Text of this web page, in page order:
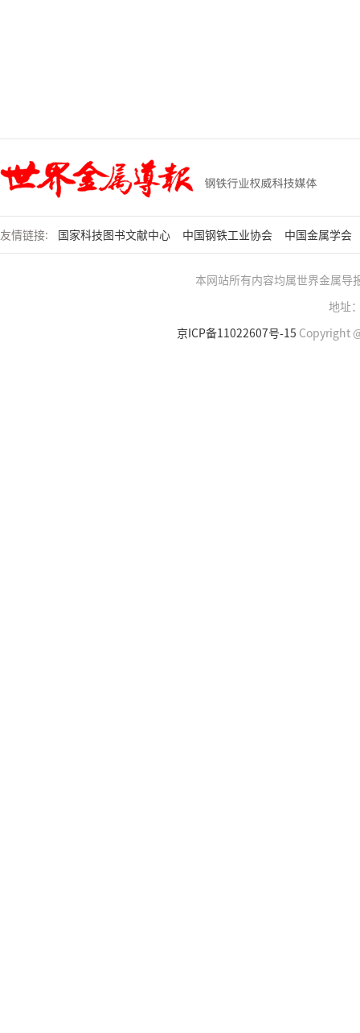
友情链接: 国家科技图书文献中心 中国钢铁工业协会 中国金属学会
本网站所有内容均属世界金属导
地址
京ICP备11022607号-15 Copyright